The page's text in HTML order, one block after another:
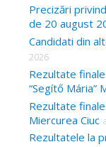
r
:
Precizări
de 20 august
Candidati din
2026
Rezultate
“Segítő Mária”
Rezultate
Miercurea Ciuc
Rezultatele la